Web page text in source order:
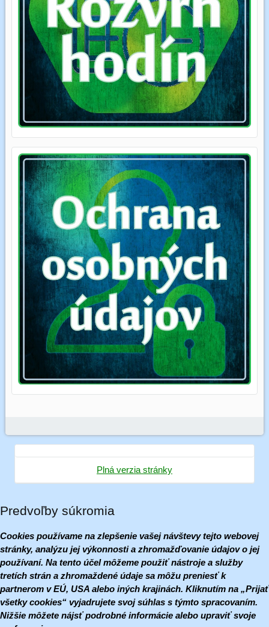
Plná verzia stránky
Predvoľby súkromia
Cookies používame na zlepšenie vašej návštevy tejto webovej
stránky, analýzu jej výkonnosti a zhromažďovanie údajov o jej
používaní. Na tento účel môžeme použiť nástroje a služby
tretích strán a zhromaždené údaje sa môžu preniesť k
partnerom v EÚ, USA alebo iných krajinách. Kliknutím na „Prijať
všetky cookies“ vyjadrujete svoj súhlas s týmto spracovaním.
Nižšie môžete nájsť podrobné informácie alebo upraviť svoje